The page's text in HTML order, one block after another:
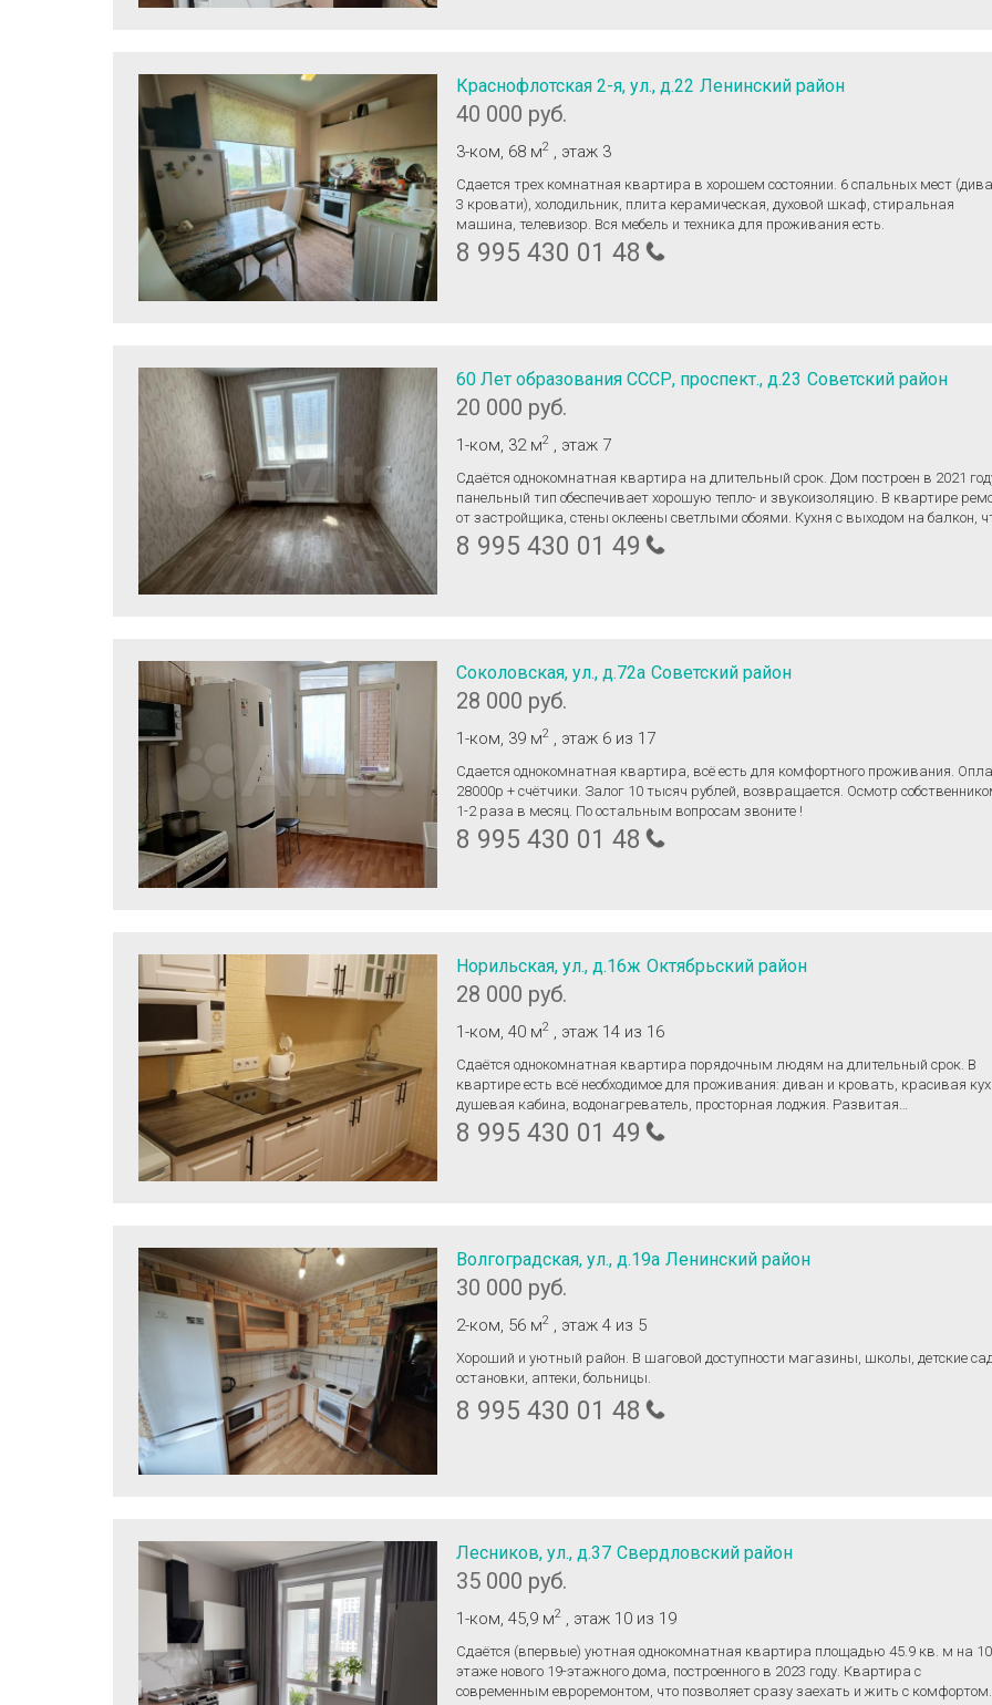
Краснофлотская 2-я, ул., д.22 Ленинский район
40 000 руб.
3-ком, 68 м2 , этаж 3
Сдается трех комнатная квартира в хорошем состоянии. 6 спальных мест
3 кровати), холодильник, плита керамическая, духовой шкаф, стиральная
машина, телевизор. Вся мебель и техника для проживания есть.
8 995 430 01 48
60 Лет образования СССР, проспект., д.23 Советский район
20 000 руб.
1-ком, 32 м2 , этаж 7
Сдаётся однокомнатная квартира на длительный срок. Дом построен в 2021
панельный тип обеспечивает хорошую тепло- и звукоизоляцию. В квартире
от застройщика, стены оклеены светлыми обоями. Кухня с выходом на балкон,
добавляет дополнительное пространство и свежий воздух. Курение запрещено,
можно проживать с детьми и питомцами. Санузел раздельный, что удобно для
8 995 430 01 49
Соколовская, ул., д.72а Советский район
28 000 руб.
1-ком, 39 м2 , этаж 6 из 17
Сдается однокомнатная квартира, всё есть для комфортного проживания.
28000р + счётчики. Залог 10 тысяч рублей, возвращается. Осмотр
1-2 раза в месяц. По остальным вопросам звоните !
8 995 430 01 48
Норильская, ул., д.16ж Октябрьский район
28 000 руб.
1-ком, 40 м2 , этаж 14 из 16
Сдаётся однокомнатная квартира порядочным людям на длительный срок. В
квартире есть всё необходимое для проживания: диван и кровать, красивая
душевая кабина, водонагреватель, просторная лоджия. Развитая
инфраструктура: поликлиника, школа, детский сад, магазины, детские
парк для прогулок.Стоимость 28 000 + вода и свет. Залог 10000, возвращается
8 995 430 01 49
Волгоградская, ул., д.19а Ленинский район
30 000 руб.
2-ком, 56 м2 , этаж 4 из 5
Хороший и уютный район. В шаговой доступности магазины, школы, детские
остановки, аптеки, больницы.
8 995 430 01 48
Лесников, ул., д.37 Свердловский район
35 000 руб.
1-ком, 45,9 м2 , этаж 10 из 19
Сдаётся (впервые) уютная однокомнатная квартира площадью 45.9 кв. м на 10
этаже нового 19-этажного дома, построенного в 2023 году. Квартира с
современным евроремонтом, что позволяет сразу заехать и жить с комфортом.